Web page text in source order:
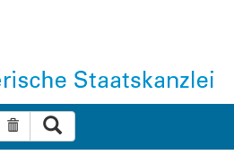
Suche zurücksetzen